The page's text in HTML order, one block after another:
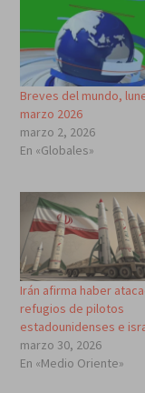
Breves del mundo,
marzo 2026
marzo 2, 2026
En «Globales»
Irán afirma haber
refugios de pilotos
estadounidenses e
marzo 30, 2026
En «Medio Oriente»